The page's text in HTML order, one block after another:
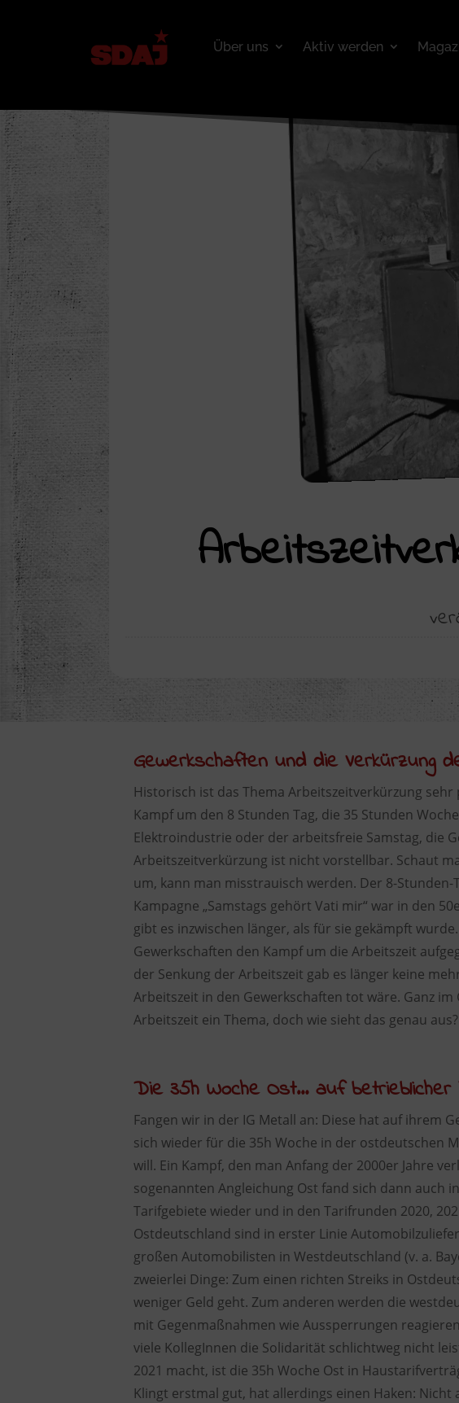
Über uns Aktiv werden
Gewerkschaften und die Verkürzung
Historisch ist das Thema Arbeitszeitverkürzung
Kampf um den 8 Stunden Tag, die 35 Stunden
Elektroindustrie oder der arbeitsfreie Samstag, die
Arbeitszeitverkürzung ist nicht vorstellbar. Schaut
um, kann man misstrauisch werden. Der 8-Stunden-
Kampagne „Samstags gehört Vati mir“ war in den
gibt es inzwischen länger, als für sie gekämpft
Gewerkschaften den Kampf um die Arbeitszeit
der Senkung der Arbeitszeit gab es länger keine
Arbeitszeit in den Gewerkschaften tot wäre. Ganz
Arbeitszeit ein Thema, doch wie sieht das genau aus?
Die 35h Woche Ost… auf
Fangen wir in der IG Metall an: Diese hat auf ihrem
sich wieder für die 35h Woche in der ostdeutschen
will. Ein Kampf, den man Anfang der 2000er Jahre
sogenannten Angleichung Ost fand sich dann auch
Tarifgebiete wieder und in den Tarifrunden 2020,
Ostdeutschland sind in erster Linie
großen Automobilisten in Westdeutschland (v. a.
zweierlei Dinge: Zum einen richten Streiks in
weniger Geld geht. Zum anderen werden die
mit Gegenmaßnahmen wie Aussperrungen
viele KollegInnen die Solidarität schlichtweg nicht
2021 macht, ist die 35h Woche Ost in
Klingt erstmal gut, hat allerdings einen Haken: Nicht